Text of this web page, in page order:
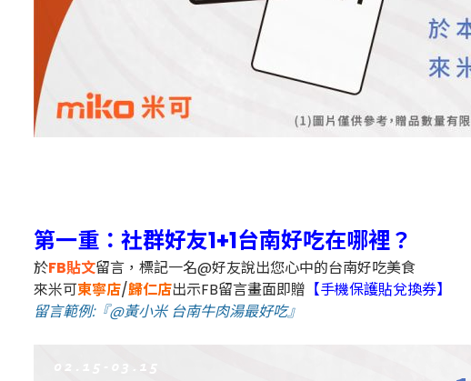
第一重：社群好友1+1台南好吃在哪裡？
於FB貼文留言，標記一名@好友說出您心中的台南好吃美食
來米可東寧店/歸仁店出示FB留言畫面即贈 【手機保護貼兌換券】
留言範例:『@黃小米 台南牛肉湯最好吃』